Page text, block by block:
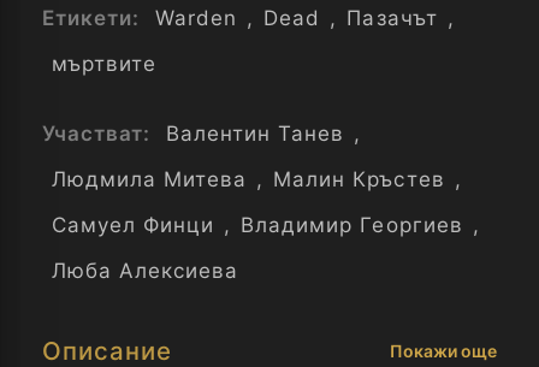
Етикети:
Warden , Dead , Пазачът ,
мъртвите
Участват: Валентин Танев ,
Людмила Митева , Малин Кръстев ,
Самуел Финци , Владимир Георгиев ,
Люба Алексиева
Описание Покажи още